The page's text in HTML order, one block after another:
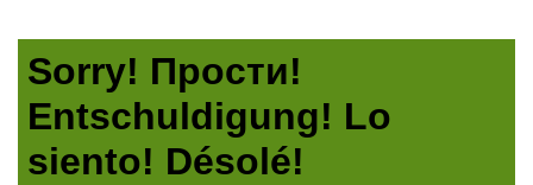
Sorry! Прости!
Entschuldigung! Lo
siento! Désolé!